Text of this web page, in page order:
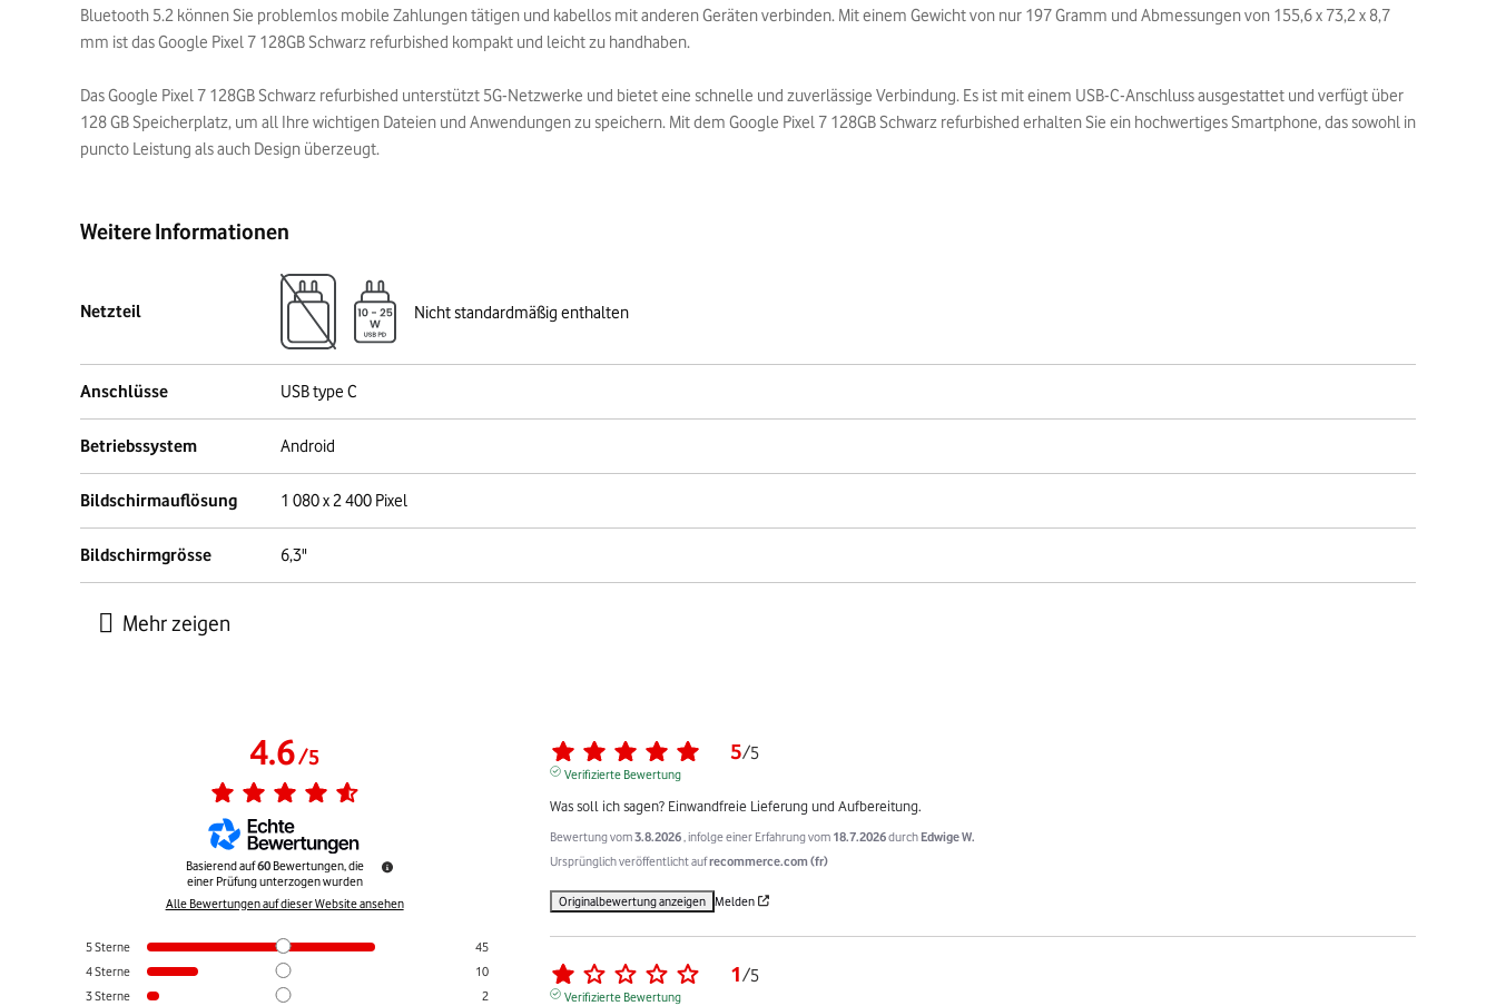
Bluetooth 5.2 können Sie problemlos mobile Zahlungen tätigen und kabellos mit anderen Geräten verbinden. Mit einem Gewicht von nur 197 Gramm und Abmessungen von 155,6 x 73,2 x 8,7
mm ist das Google Pixel 7 128GB Schwarz refurbished kompakt und leicht zu handhaben.
Das Google Pixel 7 128GB Schwarz refurbished unterstützt 5G-Netzwerke und bietet eine schnelle und zuverlässige Verbindung. Es ist mit einem USB-C-Anschluss ausgestattet und verfügt über
128 GB Speicherplatz, um all Ihre wichtigen Dateien und Anwendungen zu speichern. Mit dem Google Pixel 7 128GB Schwarz refurbished erhalten Sie ein hochwertiges Smartphone, das sowohl in
puncto Leistung als auch Design überzeugt.
Weitere Informationen
Netzteil Nicht standardmäßig enthalten
Anschlüsse USB type C
Betriebssystem Android
Bildschirmauflösung 1 080 x 2 400 Pixel
Bildschirmgrösse 6,3"
4.6/5
Basierend auf60 Bewertungen, die
einer Prüfung unterzogen wurden
Alle Bewertungen auf dieser Website ansehen
5Sterne
45
4Sterne
10
3Sterne
2
5/5
Verifizierte Bewertung
Was soll ich sagen? Einwandfreie Lieferung und Aufbereitung.
Bewertung vom3.8.2026 , infolge einer Erfahrung vom 18.7.2026durch Edwige W.
Ursprünglich veröffentlicht aufrecommerce.com (fr)
Originalbewertung anzeigen Melden
1/5
Verifizierte Bewertung